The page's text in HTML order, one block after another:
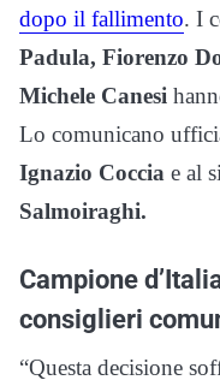
dopo il fallimento. I
Padula, Fiorenzo
Michele Canesi
Lo comunicano
Ignazio Coccia e al
Salmoiraghi.
Campione
consiglieri
“Questa decisione